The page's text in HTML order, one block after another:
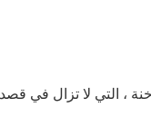
، التي لا تزال في